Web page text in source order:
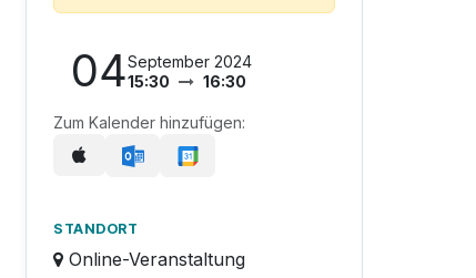
04September 2024
15:30
16:30
Zum Kalender hinzufügen:
STANDORT
Online-Veranstaltung